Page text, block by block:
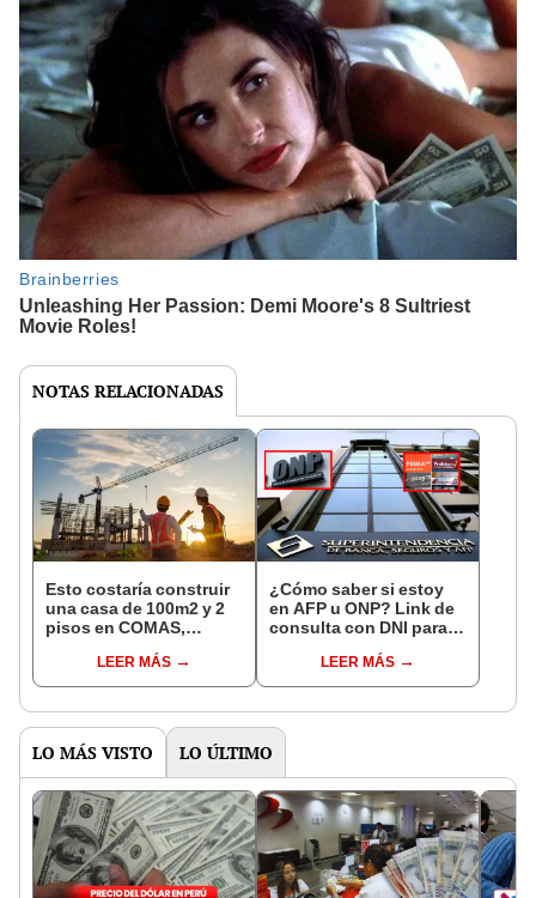
NOTAS RELACIONADAS
Esto costaría construir
una casa de 100m2 y 2
pisos en COMAS,
distritos de LIMA
NORTE
LEER MÁS
¿Cómo saber si estoy
en AFP u ONP? Link de
consulta con DNI para
pensiones estás
LEER MÁS
LO MÁS VISTO LO ÚLTIMO